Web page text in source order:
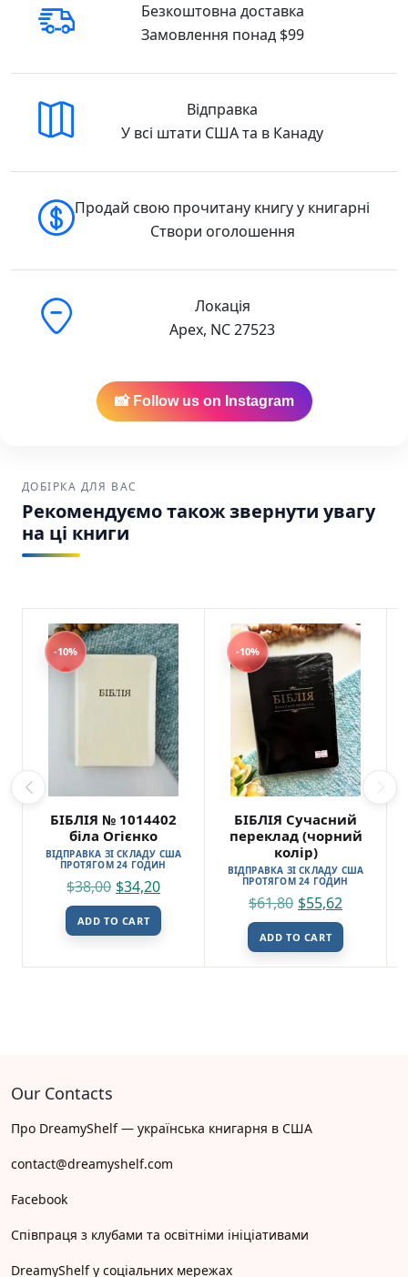
Безкоштовна доставка
Замовлення понад $99
Відправка
У всі штати США та в Канаду
Продай свою прочитану книгу у книгарні
Створи оголошення
Локація
Apex, NC 27523
📸 Follow us on Instagram
ДОБІРКА ДЛЯ ВАС
Рекомендуємо також звернути увагу
на ці книги
-10%
БІБЛІЯ № 1014402
біла Огієнко
ВІДПРАВКА ЗІ СКЛАДУ США
ПРОТЯГОМ 24 ГОДИН
$38,00 $34,20
ADD TO CART
-10%
БІБЛІЯ Сучасний
переклад (чорний
колір)
ВІДПРАВКА ЗІ СКЛАДУ США
ПРОТЯГОМ 24 ГОДИН
$61,80 $55,62
ADD TO CART
Our Contacts
Про DreamyShelf — українська книгарня в США
contact@dreamyshelf.com
Facebook
Співпраця з клубами та освітніми ініціативами
DreamyShelf у соціальних мережах